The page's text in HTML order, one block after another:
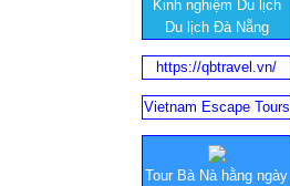
Kinh nghiệm Du lịch
Du lịch Đà Nẵng
https://qbtravel.vn/
Vietnam Escape Tours
Tour Bà Nà hằng ngày